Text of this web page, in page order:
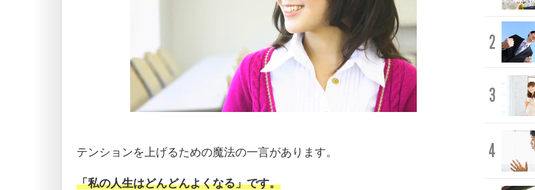
テンションを上げるための魔法の一言があります。
「私の人生はどんどんよくなる」です。
2
3
4